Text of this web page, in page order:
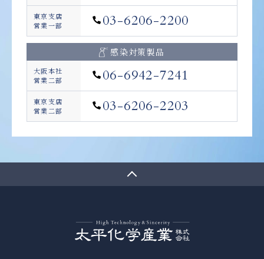
東京支店
営業一部
03-6206-2200
感染対策製品
大阪本社
営業二部
06-6942-7241
東京支店
営業二部
03-6206-2203